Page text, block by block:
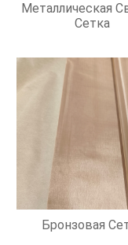
Металлическая
Сетка
Бронзовая